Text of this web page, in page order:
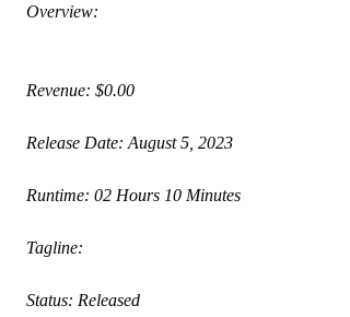
Overview:
Revenue: $0.00
Release Date: August 5, 2023
Runtime: 02 Hours 10 Minutes
Tagline:
Status: Released